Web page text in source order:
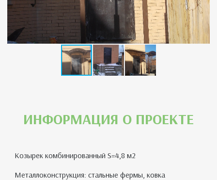
ИНФОРМАЦИЯ О ПРОЕКТЕ
Козырек комбинированный S=4,8 м2
Металлоконструкция: стальные фермы, ковка